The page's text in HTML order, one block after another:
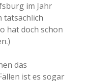
im Jahr
tatsächlich
hat doch schon
das
ist es sogar